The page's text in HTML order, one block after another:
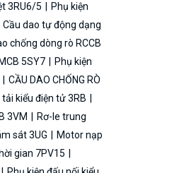
3RU6/5
Phụ kiện
Cầu dao tự động dạng
chống dòng rò RCCB
5SY7
Phụ kiện
CẦU DAO CHỐNG RÒ
kiểu điện tử 3RB
3VM
Rơ-le trung
sát 3UG
Motor nạp
gian 7PV15